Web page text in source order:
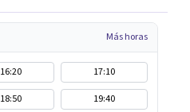
Más horas
16:20
17:10
18:50 19:40